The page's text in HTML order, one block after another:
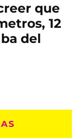
que
12
del